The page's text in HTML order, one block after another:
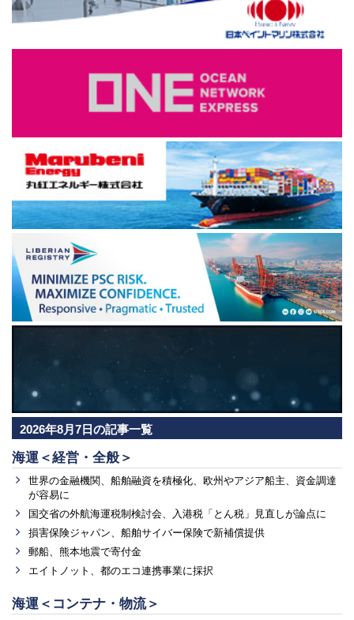
2026年8月7日の記事一覧
海運＜経営・全般＞
世界の金融機関、船舶融資を積極化、欧州やアジア船主、資金調達
が容易に
国交省の外航海運税制検討会、入港税「とん税」見直しが論点に
損害保険ジャパン、船舶サイバー保険で新補償提供
郵船、熊本地震で寄付金
エイトノット、都のエコ連携事業に採択
海運＜コンテナ・物流＞